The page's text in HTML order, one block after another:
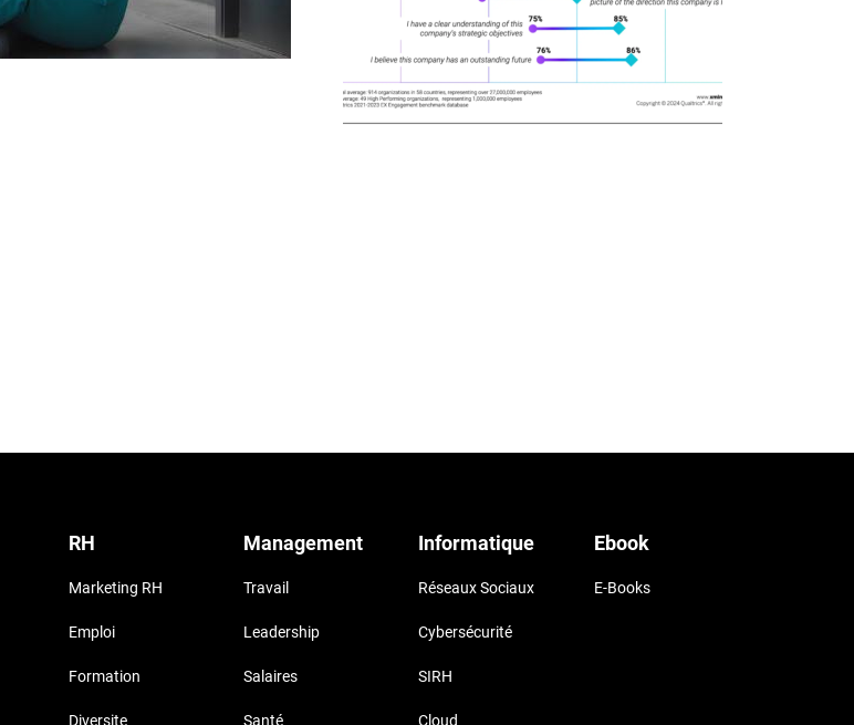
RH
Marketing RH
Emploi
Formation
Diversite
Management
Travail
Leadership
Salaires
Santé
Informatique
Réseaux Sociaux
Cybersécurité
SIRH
Cloud
Ebook
E-Books